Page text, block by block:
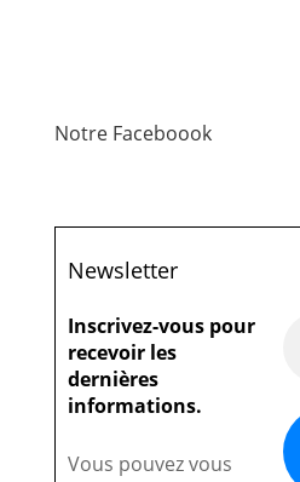
Notre Faceboook
Newsletter
Inscrivez-vous pour
recevoir les
dernières
informations.
Vous pouvez vous